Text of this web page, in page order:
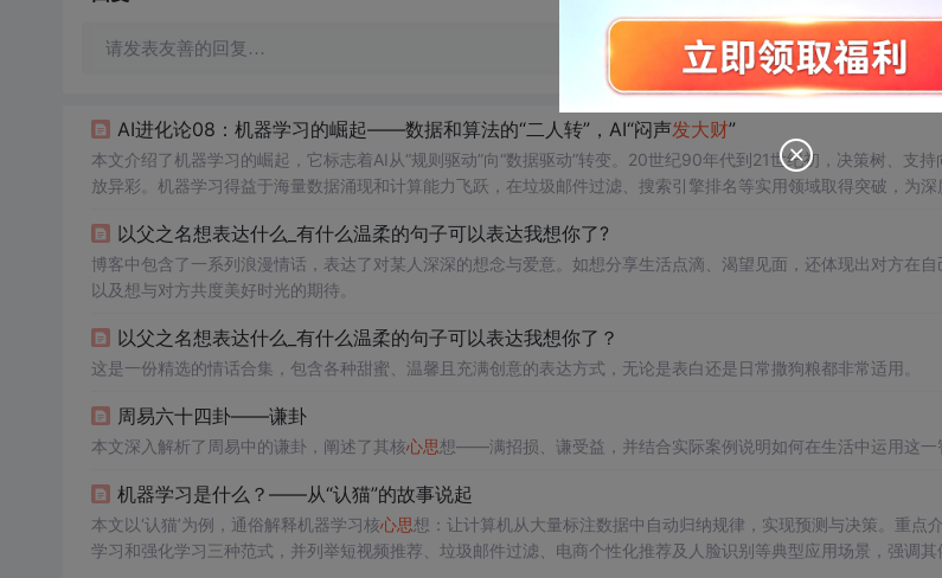
请发表友善的回复…
AI进化论08：机器学习的崛起——数据和算法的“二人转”，AI“闷声发大财”
本文介绍了机器学习的崛起，它标志着AI从“规则驱动”向“数据驱动”转变。20世纪90年代到21世纪初，决策树、支
放异彩。机器学习得益于海量数据涌现和计算能力飞跃，在垃圾邮件过滤、搜索引擎排名等实用领域取得突破，为
以父之名想表达什么_有什么温柔的句子可以表达我想你了?
博客中包含了一系列浪漫情话，表达了对某人深深的想念与爱意。如想分享生活点滴、渴望见面，还体现出对方在自
以及想与对方共度美好时光的期待。
以父之名想表达什么_有什么温柔的句子可以表达我想你了？
这是一份精选的情话合集，包含各种甜蜜、温馨且充满创意的表达方式，无论是表白还是日常撒狗粮都非常适用。
周易六十四卦——谦卦
本文深入解析了周易中的谦卦，阐述了其核心思想——满招损、谦受益，并结合实际案例说明如何在生活中运用这一
机器学习是什么？——从“认猫”的故事说起
本文以‘认猫’为例，通俗解释机器学习核心思想：让计算机从大量标注数据中自动归纳规律，实现预测与决策。重点
学习和强化学习三种范式，并列举短视频推荐、垃圾邮件过滤、电商个性化推荐及人脸识别等典型应用场景，强调其